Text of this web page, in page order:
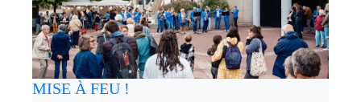
MISE À FEU !